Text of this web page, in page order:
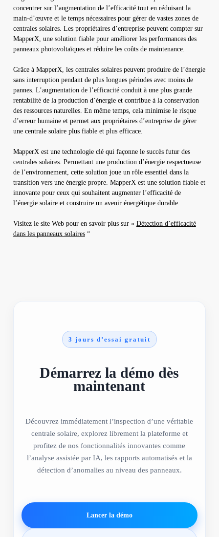
concentrer sur l’augmentation de l’efficacité tout en réduisant la
main-d’œuvre et le temps nécessaires pour gérer de vastes zones de
centrales solaires. Les propriétaires d’entreprise peuvent compter sur
MapperX, une solution fiable pour améliorer les performances des
panneaux photovoltaïques et réduire les coûts de maintenance.
Grâce à MapperX, les centrales solaires peuvent produire de l’énergie
sans interruption pendant de plus longues périodes avec moins de
pannes. L’augmentation de l’efficacité conduit à une plus grande
rentabilité de la production d’énergie et contribue à la conservation
des ressources naturelles. En même temps, cela minimise le risque
d’erreur humaine et permet aux propriétaires d’entreprise de gérer
une centrale solaire plus fiable et plus efficace.
MapperX est une technologie clé qui façonne le succès futur des
centrales solaires. Permettant une production d’énergie respectueuse
de l’environnement, cette solution joue un rôle essentiel dans la
transition vers une énergie propre. MapperX est une solution fiable et
innovante pour ceux qui souhaitent augmenter l’efficacité de
l’énergie solaire et construire un avenir énergétique durable.
Visitez le site Web pour en savoir plus sur « Détection d’efficacité
dans les panneaux solaires“
3 jours d’essai gratuit
Démarrez la démo dès
maintenant
Découvrez immédiatement l’inspection d’une véritable
centrale solaire, explorez librement la plateforme et
profitez de nos fonctionnalités innovantes comme
l’analyse assistée par IA, les rapports automatisés et la
détection d’anomalies au niveau des panneaux.
Lancer la démo